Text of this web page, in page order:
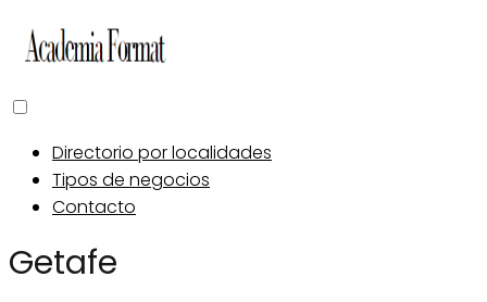
Directorio por localidades
Tipos de negocios
Contacto
Getafe